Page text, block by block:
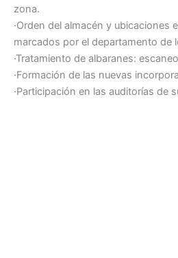
zona.
·Orden del almacén y ubicaciones
marcados por el departamento de
·Tratamiento de albaranes:
·Formación de las nuevas
·Participación en las auditorías de